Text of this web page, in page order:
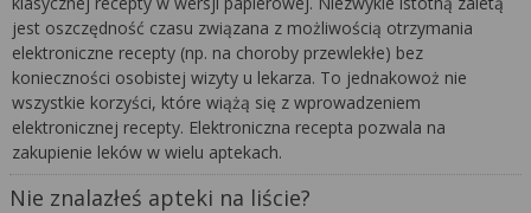
jest oszczędność czasu związana z możliwością otrzymania
elektroniczne recepty (np. na choroby przewlekłe) bez
konieczności osobistej wizyty u lekarza. To jednakowoż nie
wszystkie korzyści, które wiążą się z wprowadzeniem
elektronicznej recepty. Elektroniczna recepta pozwala na
zakupienie leków w wielu aptekach.
Nie znalazłeś apteki na liście?